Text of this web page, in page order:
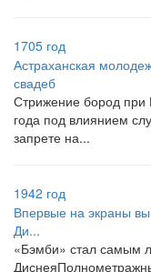
1705 год
Астраханская
свадеб
Стрижение бород при
года под влиянием
запрете на...
1942 год
Впервые на экраны
Ди...
«Бэмби» стал самым